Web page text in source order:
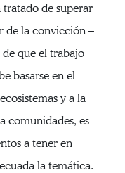
tratado de superar
de la convicción –
que el trabajo
basarse en el
y a la
comunidades, es
a tener en
la temática.